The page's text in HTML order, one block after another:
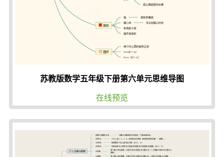
苏教版数学五年级下册第六单元思维导图
在线预览